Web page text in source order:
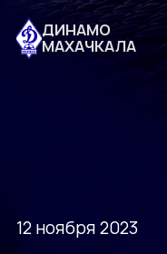
ДИНАМО
МАХАЧКАЛА
12 ноября 2023